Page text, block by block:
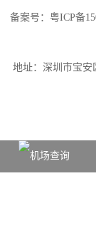
备案号： 粤ICP备
地址：深圳市宝安